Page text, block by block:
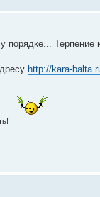
порядке... Терпение
http://kara-